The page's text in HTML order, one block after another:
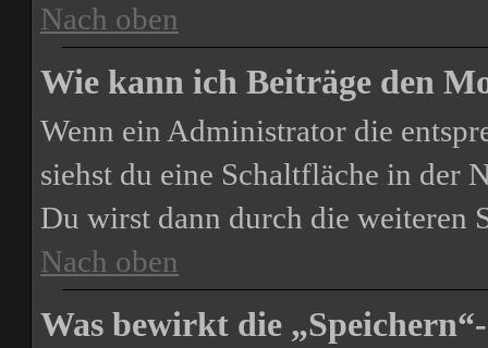
Nach oben
Wie kann ich Beiträge den
Wenn ein Administrator die
siehst du eine Schaltfläche in der
Du wirst dann durch die weiteren
Nach oben
Was bewirkt die